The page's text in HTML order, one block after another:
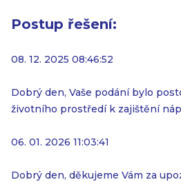
Postup řešení:
08. 12. 2025 08:46:52
Dobrý den, Vaše podání bylo
životního prostředí k zajištění
06. 01. 2026 11:03:41
Dobrý den, děkujeme Vám za